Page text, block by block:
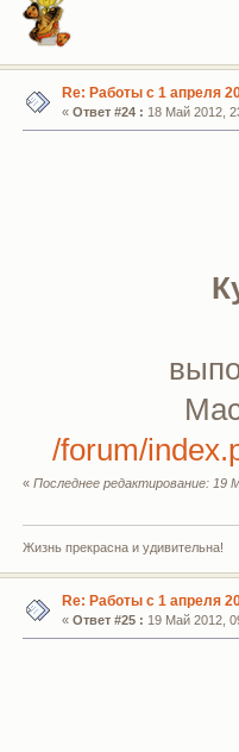
Re: Работы с 1 апреля
« Ответ #24 : 18 Май 2012,
/forum/
«Последнее редактирование: 19
Жизнь прекрасна и удивительна!
Re: Работы с 1 апреля
« Ответ #25 : 19 Май 2012,